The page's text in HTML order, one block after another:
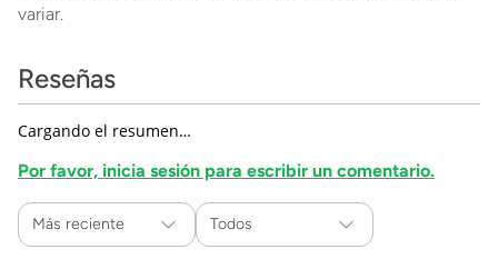
variar.
Reseñas
Cargando el resumen…
Por favor, inicia sesión para escribir un comentario.
Más reciente Todos